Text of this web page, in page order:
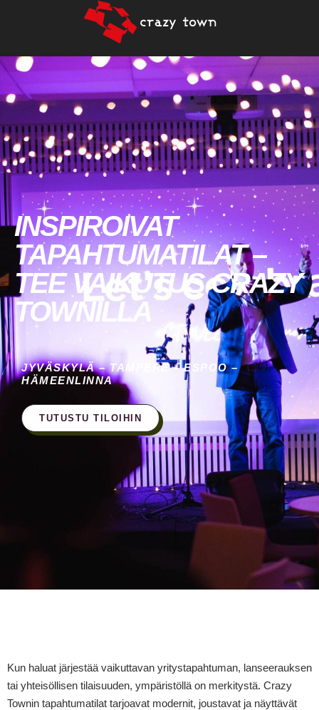
INSPIROIVAT
TAPAHTUMATILAT –
TEE VAIKUTUS CRAZY
TOWNILLA
JYVÄSKYLÄ – TAMPERE – ESPOO –
HÄMEENLINNA
TUTUSTU TILOIHIN
Kun haluat järjestää vaikuttavan yritystapahtuman, lanseerauksen
tai yhteisöllisen tilaisuuden, ympäristöllä on merkitystä. Crazy
Townin tapahtumatilat tarjoavat modernit, joustavat ja näyttävät